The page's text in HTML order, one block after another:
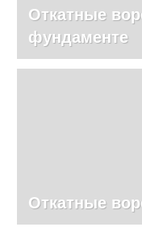
Откатные
фундаменте
Откатные